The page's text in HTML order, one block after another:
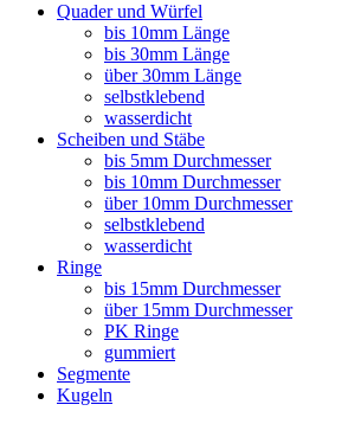
Quader und Würfel
bis 10mm Länge
bis 30mm Länge
über 30mm Länge
selbstklebend
wasserdicht
Scheiben und Stäbe
bis 5mm Durchmesser
bis 10mm Durchmesser
über 10mm Durchmesser
selbstklebend
wasserdicht
Ringe
bis 15mm Durchmesser
über 15mm Durchmesser
PK Ringe
gummiert
Segmente
Kugeln